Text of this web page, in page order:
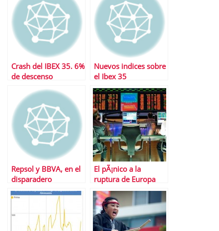
Crash del IBEX 35. 6%
de descenso
Nuevos indices sobre
el Ibex 35
Repsol y BBVA, en el
disparadero
El pÃ¡nico a la
ruptura de Europa
hunde la bolsa
espaÃ±ola a nivel de
2003